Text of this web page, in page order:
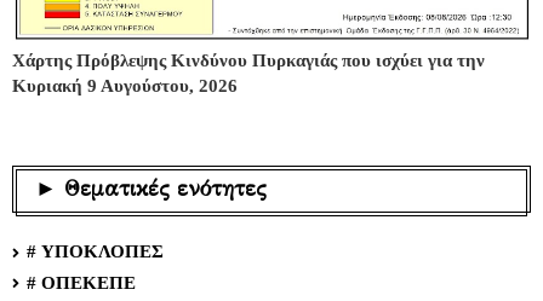
Χάρτης Πρόβλεψης Κινδύνου Πυρκαγιάς που ισχύει για την
Κυριακή 9 Αυγούστου, 2026
► Θεματικές ενότητες
# ΥΠΟΚΛΟΠΕΣ
# ΟΠΕΚΕΠΕ